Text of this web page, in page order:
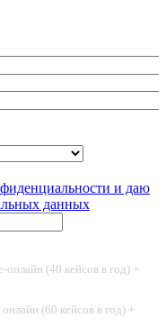
и даю
данных
онлайн (40 кейсов в год) +
(60 кейсов в год) +